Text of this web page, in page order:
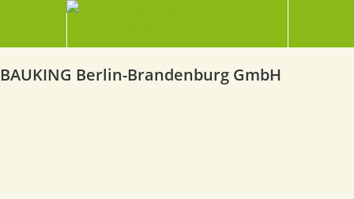
BAUKING Berlin-Brandenburg GmbH